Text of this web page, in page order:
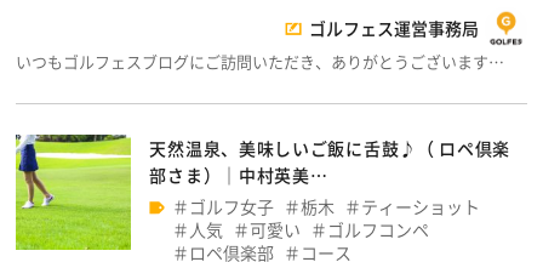
ゴルフェス運営事務局
いつもゴルフェスブログにご訪問いただき、ありがとうございます…
天然温泉、美味しいご飯に舌鼓♪（ ロペ倶楽
部さま）│中村英美…
ゴルフ女子
栃木
ティーショット
人気
可愛い
ゴルフコンペ
ロペ倶楽部
コース